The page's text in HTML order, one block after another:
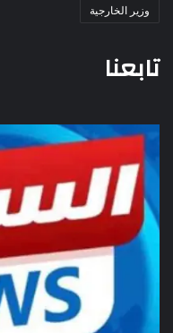
وزير الخارجية
تابعنا